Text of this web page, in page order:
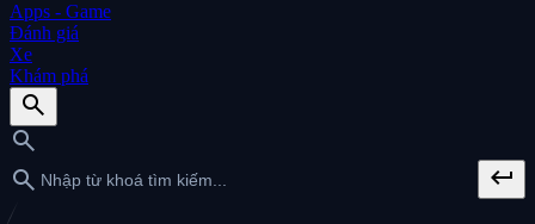
Apps - Game
Đánh giá
Xe
Khám phá
search
search
search
keyboard_return